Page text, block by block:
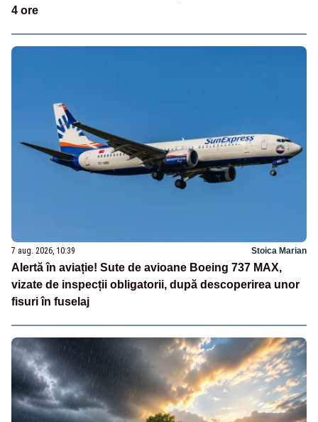
4 ore
7 aug. 2026, 10:39 Stoica Marian
Alertă în aviație! Sute de avioane Boeing 737 MAX,
vizate de inspecții obligatorii, după descoperirea unor
fisuri în fuselaj